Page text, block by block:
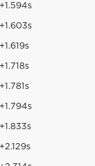
+1.594s
+1.603s
+1.619s
+1.718s
+1.781s
+1.794s
+1.833s
+2.129s